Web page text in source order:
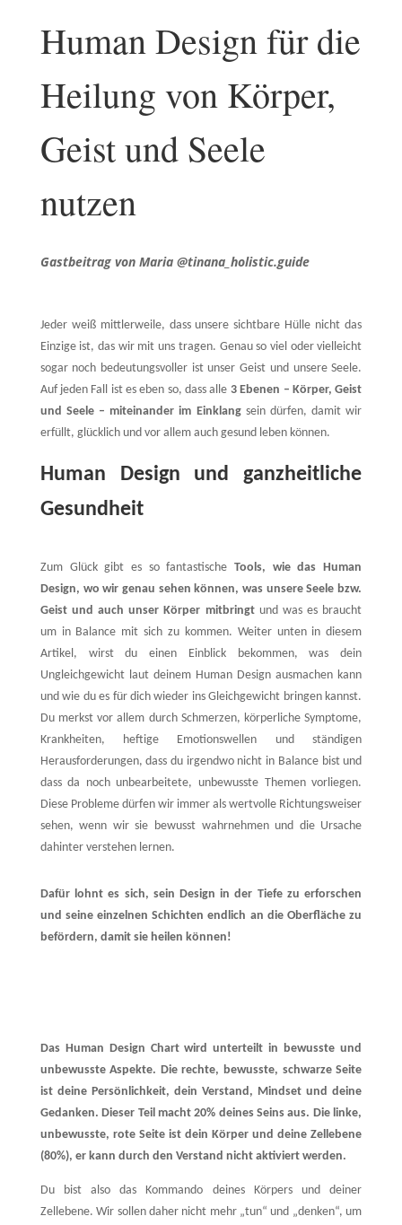
Human Design für die
Heilung von Körper,
Geist und Seele
nutzen
Gastbeitrag von Maria @tinana_holistic.guide
Jeder weiß mittlerweile, dass unsere sichtbare Hülle nicht das
Einzige ist, das wir mit uns tragen. Genau so viel oder vielleicht
sogar noch bedeutungsvoller ist unser Geist und unsere Seele.
Auf jeden Fall ist es eben so, dass alle 3 Ebenen – Körper, Geist
und Seele – miteinander im Einklangsein dürfen, damit wir
erfüllt, glücklich und vor allem auch gesund leben können.
Human Design und ganzheitliche
Gesundheit
Zum Glück gibt es so fantastischeTools, wie das Human
Design, wo wir genau sehen können, was unsere Seele bzw.
Geist und auch unser Körper mitbringtund was es braucht
um in Balance mit sich zu kommen. Weiter unten in diesem
Artikel, wirst du einen Einblick bekommen, was dein
Ungleichgewicht laut deinem Human Design ausmachen kann
und wie du es für dich wieder ins Gleichgewicht bringen kannst.
Du merkst vor allem durch Schmerzen, körperliche Symptome,
Krankheiten, heftige Emotionswellen und ständigen
Herausforderungen, dass du irgendwo nicht in Balance bist und
dass da noch unbearbeitete, unbewusste Themen vorliegen.
Diese Probleme dürfen wir immer als wertvolle Richtungsweiser
sehen, wenn wir sie bewusst wahrnehmen und die Ursache
dahinter verstehen lernen.
Dafür lohnt es sich, sein Design in der Tiefe zu erforschen
und seine einzelnen Schichten endlich an die Oberﬂäche zu
befördern, damit sie heilen können!
Das Human Design Chart wird unterteilt in bewusste und
unbewusste Aspekte. Die rechte, bewusste, schwarze Seite
ist deine Persönlichkeit, dein Verstand, Mindset und deine
Gedanken. Dieser Teil macht 20% deines Seins aus. Die linke,
unbewusste, rote Seite ist dein Körper und deine Zellebene
(80%), er kann durch den Verstand nicht aktiviert werden.
Du bist also das Kommando deines Körpers und deiner
Zellebene. Wir sollen daher nicht mehr „tun“ und „denken“, um